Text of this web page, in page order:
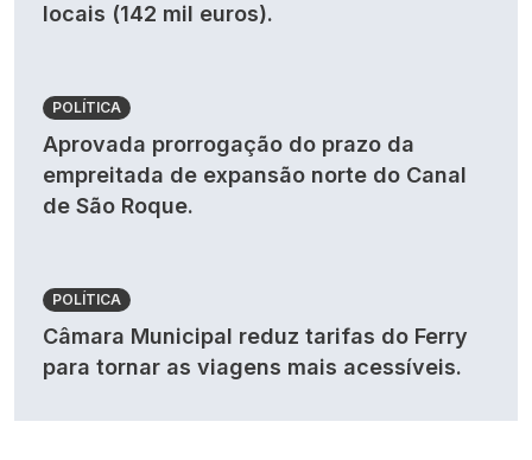
locais (142 mil euros).
POLÍTICA
Aprovada prorrogação do prazo da
empreitada de expansão norte do Canal
de São Roque.
POLÍTICA
Câmara Municipal reduz tarifas do Ferry
para tornar as viagens mais acessíveis.